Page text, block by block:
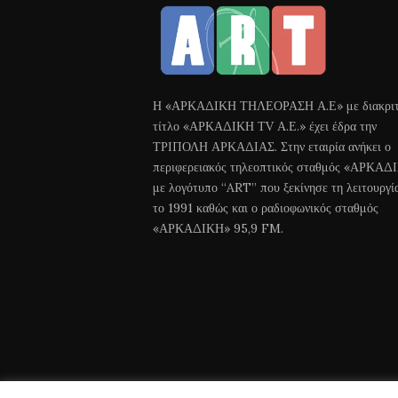
Η «ΑΡΚΑΔΙΚΗ ΤΗΛΕΟΡΑΣΗ Α.Ε» με
τίτλο «ΑΡΚΑΔΙΚΗ ΤV Α.Ε.» έχει έδρα την
ΤΡΙΠΟΛΗ ΑΡΚΑΔΙΑΣ. Στην εταιρία ανήκει ο
περιφερειακός τηλεοπτικός σταθμός
με λογότυπο “ART” που ξεκίνησε τη
το 1991 καθώς και ο ραδιοφωνικός σταθμός
«ΑΡΚΑΔΙΚΗ» 95,9 FM.